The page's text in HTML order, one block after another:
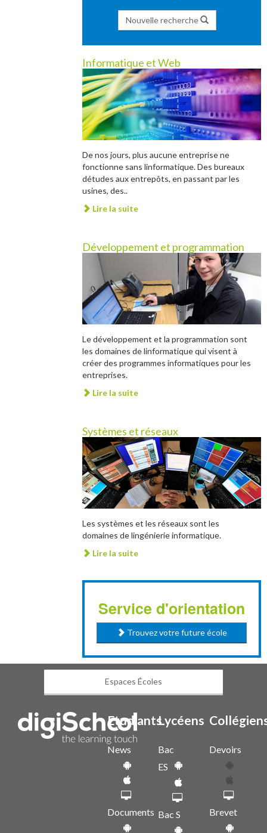
Nouvelle recherche
Informatique et Web
De nos jours, plus aucune entreprise ne
fonctionne sans linformatique. Des bureaux
détudes aux entrepôts, en passant par les
usines, des..
Lire la suite
Développement et programmation
Le développement et la programmation sont
les domaines de linformatique qui visent à
créer des programmes informatiques pour les
entreprises.
Lire la suite
Systèmes et réseaux
Les systèmes et les réseaux sont les
domaines de lingénierie informatique.
Lire la suite
Service d'orientation
Trouvez votre future école
Espaces Écoles
Etudiants
News
Documents
Lycéens
Bac
ES
Bac S
Devoirs
Brevet